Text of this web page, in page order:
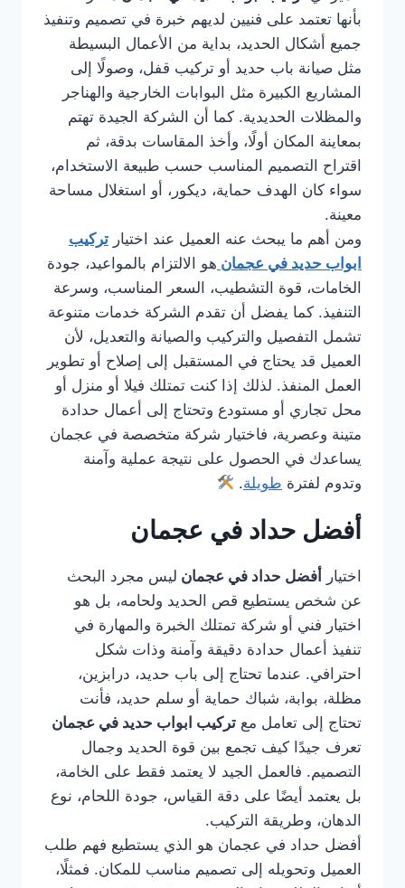
بأنها تعتمد على فنيين لديهم خبرة في تصميم وتنفيذ
جميع أشكال الحديد، بداية من الأعمال البسيطة
مثل صيانة باب حديد أو تركيب قفل، وصولًا إلى
المشاريع الكبيرة مثل البوابات الخارجية والهناجر
والمظلات الحديدية. كما أن الشركة الجيدة تهتم
بمعاينة المكان أولًا، وأخذ المقاسات بدقة، ثم
اقتراح التصميم المناسب حسب طبيعة الاستخدام،
سواء كان الهدف حماية، ديكور، أو استغلال مساحة
معينة.
ومن أهم ما يبحث عنه العميل عند اختيار تركيب
ابواب حديد في عجمان هو الالتزام بالمواعيد، جودة
الخامات، قوة التشطيب، السعر المناسب، وسرعة
التنفيذ. كما يفضل أن تقدم الشركة خدمات متنوعة
تشمل التفصيل والتركيب والصيانة والتعديل، لأن
العميل قد يحتاج في المستقبل إلى إصلاح أو تطوير
العمل المنفذ. لذلك إذا كنت تمتلك فيلا أو منزل أو
محل تجاري أو مستودع وتحتاج إلى أعمال حدادة
متينة وعصرية، فاختيار شركة متخصصة في عجمان
يساعدك في الحصول على نتيجة عملية وآمنة
وتدوم لفترة طويلة.
أفضل حداد في عجمان
اختيار أفضل حداد في عجمان ليس مجرد البحث
عن شخص يستطيع قص الحديد ولحامه، بل هو
اختيار فني أو شركة تمتلك الخبرة والمهارة في
تنفيذ أعمال حدادة دقيقة وآمنة وذات شكل
احترافي. عندما تحتاج إلى باب حديد، درابزين،
مظلة، بوابة، شباك حماية أو سلم حديد، فأنت
تحتاج إلى تعامل مع تركيب ابواب حديد في عجمان
تعرف جيدًا كيف تجمع بين قوة الحديد وجمال
التصميم. فالعمل الجيد لا يعتمد فقط على الخامة،
بل يعتمد أيضًا على دقة القياس، جودة اللحام، نوع
الدهان، وطريقة التركيب.
أفضل حداد في عجمان هو الذي يستطيع فهم طلب
العميل وتحويله إلى تصميم مناسب للمكان. فمثلًا،